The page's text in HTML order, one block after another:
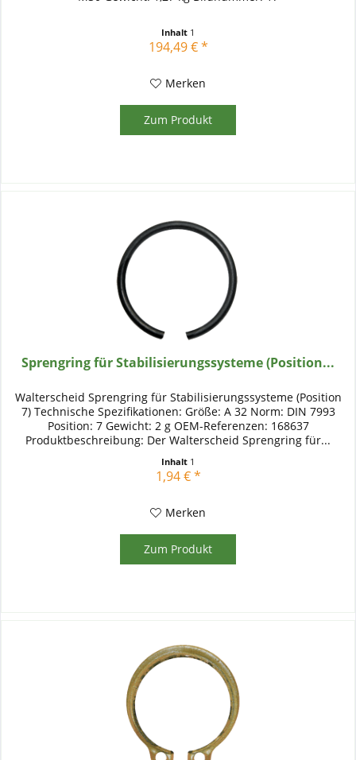
Inhalt 1
194,49 € *
Merken
Zum Produkt
Sprengring für Stabilisierungssysteme (Position...
Walterscheid Sprengring für Stabilisierungssysteme (Position
7) Technische Spezifikationen: Größe: A 32 Norm: DIN 7993
Position: 7 Gewicht: 2 g OEM-Referenzen: 168637
Produktbeschreibung: Der Walterscheid Sprengring für...
Inhalt 1
1,94 € *
Merken
Zum Produkt